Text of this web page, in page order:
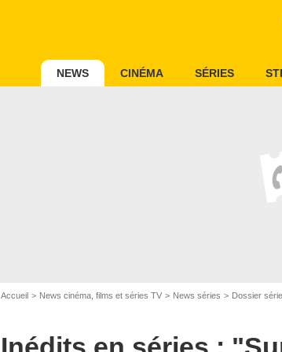
NEWS CINÉMA SÉRIES
Accueil News cinéma, films et séries TV News séries Dossier